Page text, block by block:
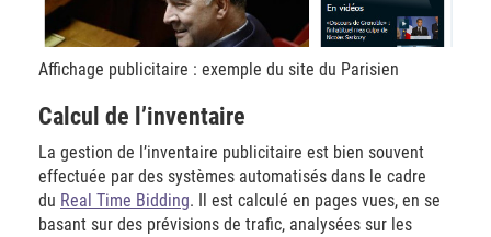
Affichage publicitaire : exemple du site du Parisien
Calcul de l’inventaire
La gestion de l’inventaire publicitaire est bien souvent
effectuée par des systèmes automatisés dans le cadre
du Real Time Bidding. Il est calculé en pages vues, en se
basant sur des prévisions de trafic, analysées sur les